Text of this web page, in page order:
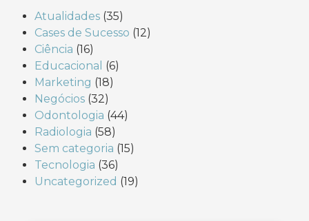
Atualidades (35)
Cases de Sucesso (12)
Ciência (16)
Educacional (6)
Marketing (18)
Negócios (32)
Odontologia (44)
Radiologia (58)
Sem categoria (15)
Tecnologia (36)
Uncategorized (19)